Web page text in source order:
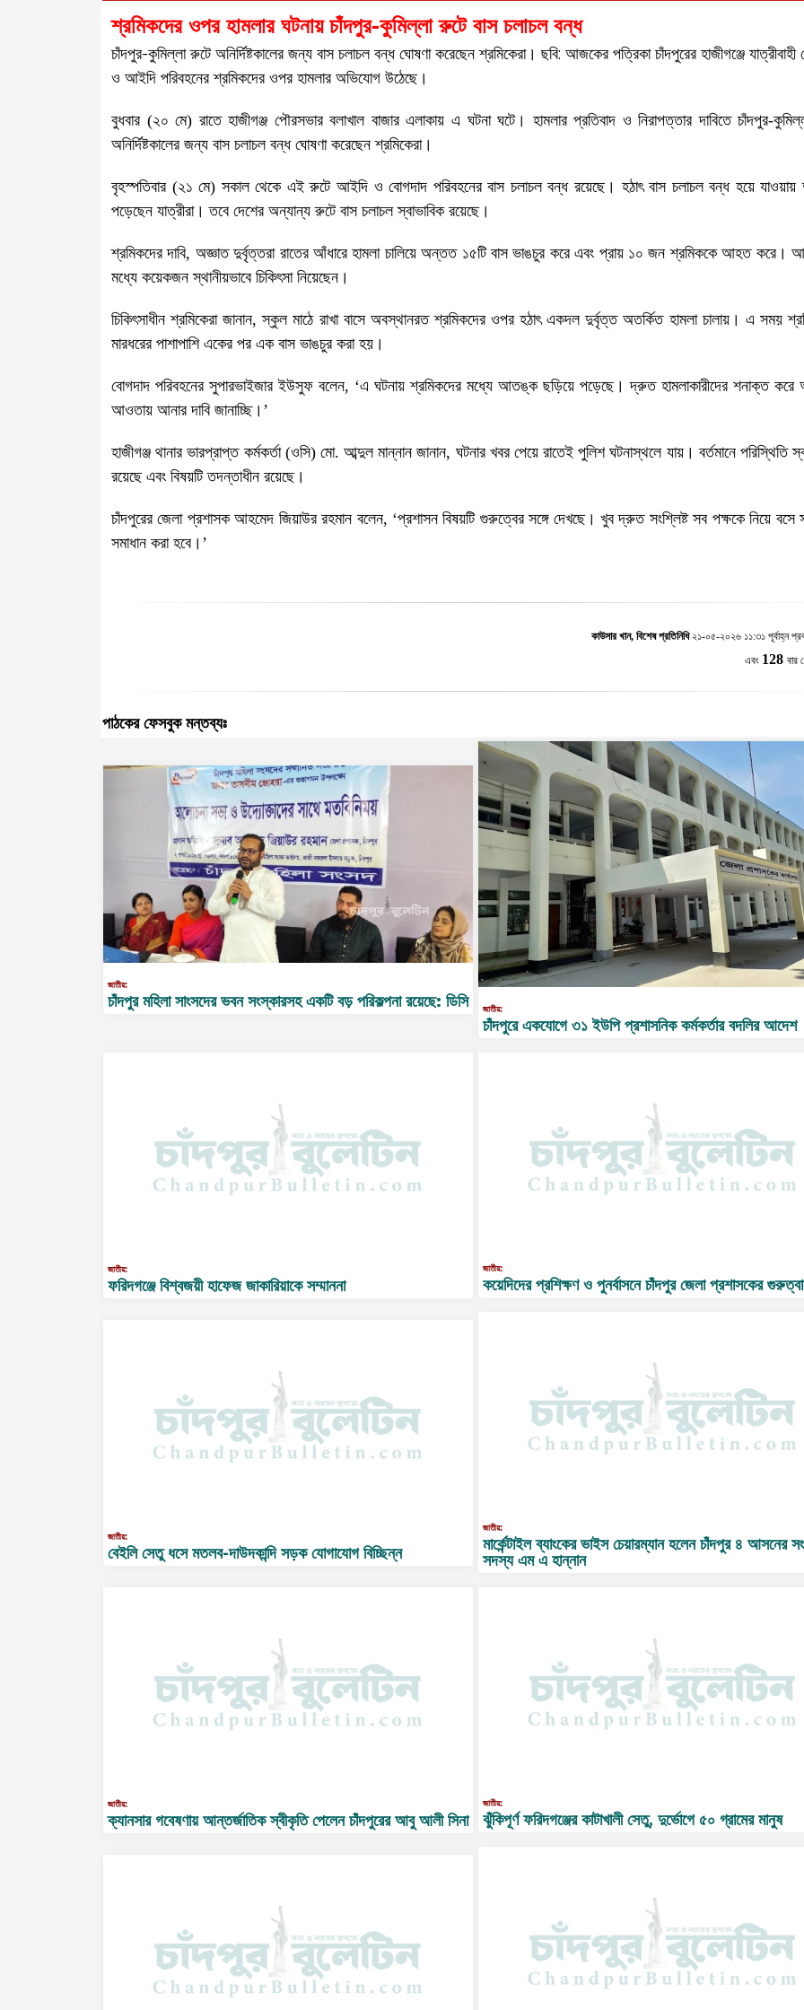
শ্রমিকদের ওপর হামলার ঘটনায় চাঁদপুর-কুমিল্লা রুটে বাস চলাচল বন্ধ
চাঁদপুর-কুমিল্লা রুটে অনির্দিষ্টকালের জন্য বাস চলাচল বন্ধ ঘোষণা করেছেন শ্রমিকেরা। ছবি: আজকের পত্রিকা চাঁদপুরের হাজীগঞ্জে যাত্রীবাহী
ও আইদি পরিবহনের শ্রমিকদের ওপর হামলার অভিযোগ উঠেছে।
বুধবার (২০ মে) রাতে হাজীগঞ্জ পৌরসভার বলাখাল বাজার এলাকায় এ ঘটনা ঘটে। হামলার প্রতিবাদ ও নিরাপত্তার দাবিতে চাঁদপুর-
অনির্দিষ্টকালের জন্য বাস চলাচল বন্ধ ঘোষণা করেছেন শ্রমিকেরা।
বৃহস্পতিবার (২১ মে) সকাল থেকে এই রুটে আইদি ও বোগদাদ পরিবহনের বাস চলাচল বন্ধ রয়েছে। হঠাৎ বাস চলাচল বন্ধ হয়ে যাওয়ায়
পড়েছেন যাত্রীরা। তবে দেশের অন্যান্য রুটে বাস চলাচল স্বাভাবিক রয়েছে।
শ্রমিকদের দাবি, অজ্ঞাত দুর্বৃত্তরা রাতের আঁধারে হামলা চালিয়ে অন্তত ১৫টি বাস ভাঙচুর করে এবং প্রায় ১০ জন শ্রমিককে আহত করে।
মধ্যে কয়েকজন স্থানীয়ভাবে চিকিৎসা নিয়েছেন।
চিকিৎসাধীন শ্রমিকেরা জানান, স্কুল মাঠে রাখা বাসে অবস্থানরত শ্রমিকদের ওপর হঠাৎ একদল দুর্বৃত্ত অতর্কিত হামলা চালায়। এ সময়
মারধরের পাশাপাশি একের পর এক বাস ভাঙচুর করা হয়।
বোগদাদ পরিবহনের সুপারভাইজার ইউসুফ বলেন, ‘এ ঘটনায় শ্রমিকদের মধ্যে আতঙ্ক ছড়িয়ে পড়েছে। দ্রুত হামলাকারীদের শনাক্ত করে
আওতায় আনার দাবি জানাচ্ছি।’
হাজীগঞ্জ থানার ভারপ্রাপ্ত কর্মকর্তা (ওসি) মো. আব্দুল মান্নান জানান, ঘটনার খবর পেয়ে রাতেই পুলিশ ঘটনাস্থলে যায়। বর্তমানে পরিস্থিতি
রয়েছে এবং বিষয়টি তদন্তাধীন রয়েছে।
চাঁদপুরের জেলা প্রশাসক আহমেদ জিয়াউর রহমান বলেন, ‘প্রশাসন বিষয়টি গুরুত্বের সঙ্গে দেখছে। খুব দ্রুত সংশ্লিষ্ট সব পক্ষকে নিয়ে বসে
সমাধান করা হবে।’
কাউসার খান, বিশেষ প্রতিনিধি২১-০৫-২০২৬ ১১:৩১ পূর্বাহ্ন
এবং 128 বার
পাঠকের ফেসবুক মন্তব্যঃ
জাতীয়:
চাঁদপুর মহিলা সাংসদের ভবন সংস্কারসহ একটি বড় পরিকল্পনা রয়েছে: ডিসি জাতীয়:
চাঁদপুরে একযোগে ৩১ ইউপি প্রশাসনিক কর্মকর্তার বদলির আদেশ
জাতীয়:
ফরিদগঞ্জে বিশ্বজয়ী হাফেজ জাকারিয়াকে সম্মাননা
জাতীয়:
কয়েদিদের প্রশিক্ষণ ও পুনর্বাসনে চাঁদপুর জেলা প্রশাসকের
জাতীয়:
বেইলি সেতু ধসে মতলব-দাউদকান্দি সড়ক যোগাযোগ বিচ্ছিন্ন
জাতীয়:
মার্কেন্টাইল ব্যাংকের ভাইস চেয়ারম্যান হলেন চাঁদপুর ৪ আসনের
সদস্য এম এ হান্নান
জাতীয়:
ক্যানসার গবেষণায় আন্তর্জাতিক স্বীকৃতি পেলেন চাঁদপুরের আবু আলী সিনা
জাতীয়:
ঝুঁকিপূর্ণ ফরিদগঞ্জের কাটাখালী সেতু, দুর্ভোগে ৫০ গ্রামের মানুষ